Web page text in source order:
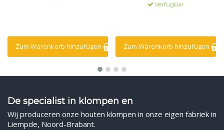
Zum Warenkorb hinzufügen
Verfügbar
Zum Warenkorb hinzufügen
De specialist in klompen en
Wij produceren onze houten klompen in onze eigen fabriek in
Liempde, Noord-Brabant.